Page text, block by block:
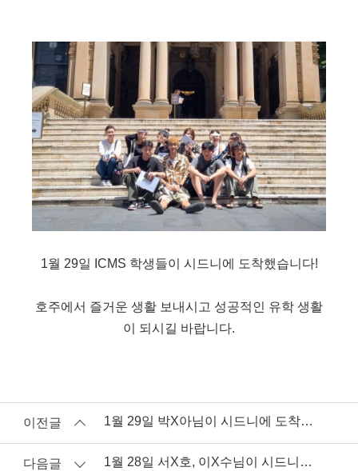
1월 29일 ICMS 학생들이 시드니에 도착했습니다!
호주에서 즐거운 생활 보내시고 성공적인 유학 생활
이 되시길 바랍니다​.
이전글 1월 29일 박X아님이 시드니에 도착하셨습니다.
다음글 1월 28일 서X호, 이X수님이 시드니에 도착하셨습니다.